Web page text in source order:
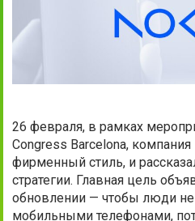
26 февраля, в рамках
Congress Barcelona,
фирменный стиль, и
стратегии. Главная цель
обновлении — чтобы люди не
мобильными телефонами,